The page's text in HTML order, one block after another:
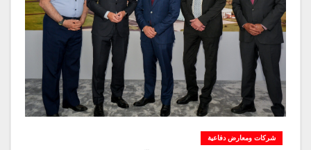
شركات ومعارض دفاعية